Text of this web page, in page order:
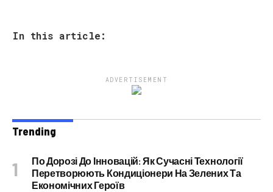
In this article:
ADVERTISEMENT
Trending
По Дорозі До Інновацій: Як Сучасні Технології
Перетворюють Кондиціонери На Зелених Та
Економічних Героїв